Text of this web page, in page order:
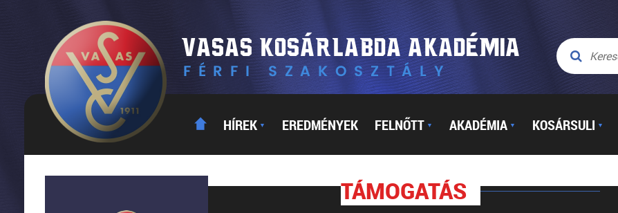
HÍREK ▼ EREDMÉNYEK FELNŐTT ▼ AKADÉMIA ▼ KOSÁRSULI ▼
TÁMOGATÁS